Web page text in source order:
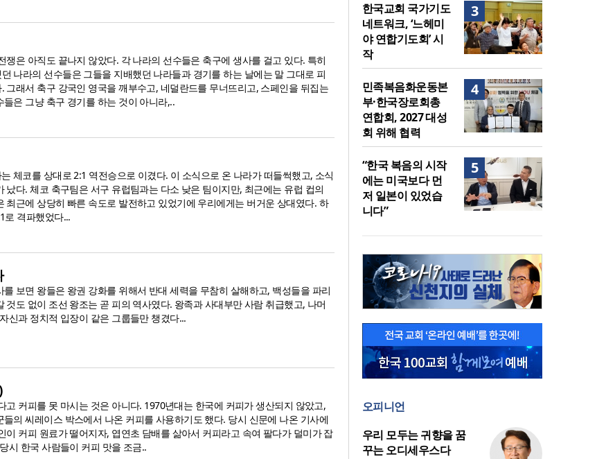
쟁은 아직도 끝나지 않았다. 각 나라의 선수들은 축구에 생사를 걸고 있다. 특히
나라의 선수들은 그들을 지배했던 나라들과 경기를 하는 날에는 말 그대로 피
그래서 축구 강국인 영국을 깨부수고, 네덜란드를 무너뜨리고, 스페인을 뒤집는
은 그냥 축구 경기를 하는 것이 아니라,..
체코를 상대로 2:1 역전승으로 이겼다. 이 소식으로 온 나라가 떠들썩했고, 소식
났다. 체코 축구팀은 서구 유럽팀과는 다소 낮은 팀이지만, 최근에는 유럽 컵의
최근에 상당히 빠른 속도로 발전하고 있었기에 우리에게는 버거운 상대였다. 하
로 격파했었다...
보면 왕들은 왕권 강화를 위해서 반대 세력을 무참히 살해하고, 백성들을 파리
것도 없이 조선 왕조는 곧 피의 역사였다. 왕족과 사대부만 사람 취급했고, 나머
신과 정치적 입장이 같은 그룹들만 챙겼다...
고 커피를 못 마시는 것은 아니다. 1970년대는 한국에 커피가 생산되지 않았고,
의 씨레이스 박스에서 나온 커피를 사용하기도 했다. 당시 신문에 나온 기사에
이 커피 원료가 떨어지자, 엽연초 담배를 삶아서 커피라고 속여 팔다가 덜미가 잡
시 한국 사람들이 커피 맛을 조금..
3
한국교회 국가기도
네트워크, ‘느헤미
야 연합기도회’ 시
작
4
민족복음화운동본
부·한국장로회총
연합회, 2027 대성
회 위해 협력
5
“한국 복음의 시작
에는 미국보다 먼
저 일본이 있었습
니다”
오피니언
우리 모두는 귀향을 꿈
꾸는 오디세우스다